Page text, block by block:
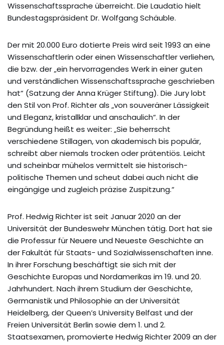
Wissenschaftssprache überreicht. Die Laudatio hielt
Bundestagspräsident Dr. Wolfgang Schäuble.
Der mit 20.000 Euro dotierte Preis wird seit 1993 an eine
Wissenschaftlerin oder einen Wissenschaftler verliehen,
die bzw. der „ein hervorragendes Werk in einer guten
und verständlichen Wissenschaftssprache geschrieben
hat“ (Satzung der Anna Krüger Stiftung). Die Jury lobt
den Stil von Prof. Richter als „von souveräner Lässigkeit
und Eleganz, kristallklar und anschaulich“. In der
Begründung heißt es weiter: „Sie beherrscht
verschiedene Stillagen, von akademisch bis populär,
schreibt aber niemals trocken oder prätentiös. Leicht
und scheinbar mühelos vermittelt sie historisch-
politische Themen und scheut dabei auch nicht die
eingängige und zugleich präzise Zuspitzung.“
Prof. Hedwig Richter ist seit Januar 2020 an der
Universität der Bundeswehr München tätig. Dort hat sie
die Professur für Neuere und Neueste Geschichte an
der Fakultät für Staats- und Sozialwissenschaften inne.
In ihrer Forschung beschäftigt sie sich mit der
Geschichte Europas und Nordamerikas im 19. und 20.
Jahrhundert. Nach ihrem Studium der Geschichte,
Germanistik und Philosophie an der Universität
Heidelberg, der Queen’s University Belfast und der
Freien Universität Berlin sowie dem 1. und 2.
Staatsexamen, promovierte Hedwig Richter 2009 an der